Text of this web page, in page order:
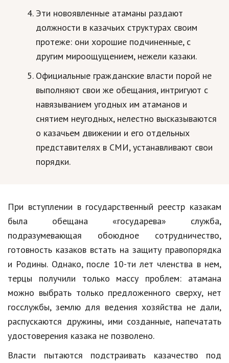
Бизнес
Хобби и развлечения
Финансы
Юриспруденция
Природа
Наука и технологии
Эти новоявленные атаманы раздают
должности в казачьих структурах своим
протеже: они хорошие подчиненные, с
другим мироощущением, нежели казаки.
Официальные гражданские власти порой не
выполняют свои же обещания, интригуют с
навязыванием угодных им атаманов и
снятием неугодных, нелестно высказываются
о казачьем движении и его отдельных
представителях в СМИ, устанавливают свои
порядки.
При вступлении в государственный реестр казакам
была обещана «государева» служба,
подразумевающая обоюдное сотрудничество,
готовность казаков встать на защиту правопорядка
и Родины. Однако, после 10-ти лет членства в нем,
терцы получили только массу проблем: атамана
можно выбрать только предложенного сверху, нет
госслужбы, землю для ведения хозяйства не дали,
распускаются дружины, ими созданные, напечатать
удостоверения казака не позволено.
Власти пытаются подстраивать казачество под